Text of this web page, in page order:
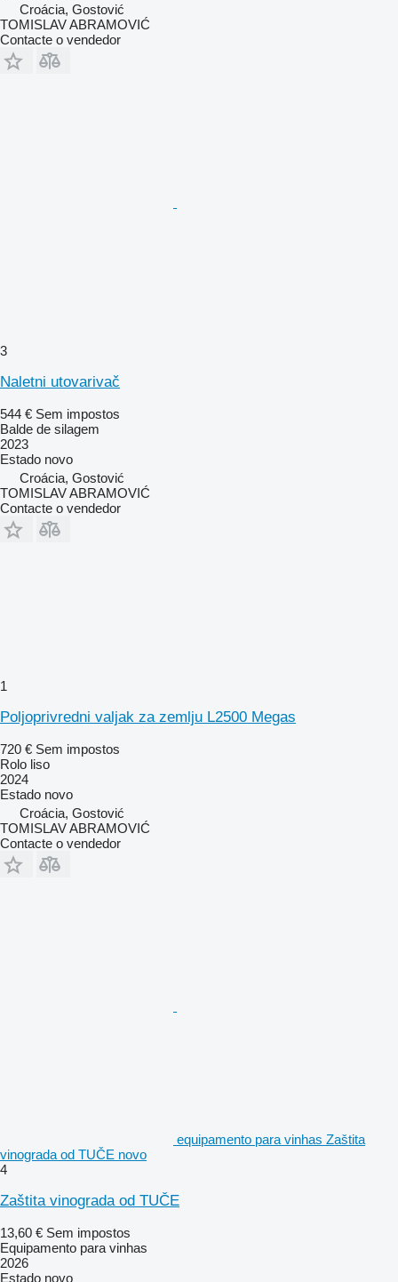
Croácia, Gostović
TOMISLAV ABRAMOVIĆ
Contacte o vendedor
3
Naletni utovarivač
544 € Sem impostos
Balde de silagem
2023
Estado novo
Croácia, Gostović
TOMISLAV ABRAMOVIĆ
Contacte o vendedor
1
Poljoprivredni valjak za zemlju L2500 Megas
720 € Sem impostos
Rolo liso
2024
Estado novo
Croácia, Gostović
TOMISLAV ABRAMOVIĆ
Contacte o vendedor
equipamento para vinhas Zaštita
vinograda od TUČE novo
4
Zaštita vinograda od TUČE
13,60 € Sem impostos
Equipamento para vinhas
2026
Estado novo